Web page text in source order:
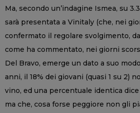
Ma, secondo un’indagine Ismea, su
sarà presentata a Vinitaly (che, nei
confermato il regolare svolgimento,
come ha commentato, nei giorni
Del Bravo, emerge un dato a suo
anni, il 18% dei giovani (quasi 1 su 2)
vino, ed una percentuale identica
ma che, cosa forse peggiore non gli